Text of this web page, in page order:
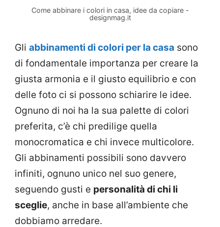
Come abbinare i colori in casa, idee da copiare -
designmag.it
Gli abbinamenti di colori per la casa sono
di fondamentale importanza per creare la
giusta armonia e il giusto equilibrio e con
delle foto ci si possono schiarire le idee.
Ognuno di noi ha la sua palette di colori
preferita, c’è chi predilige quella
monocromatica e chi invece multicolore.
Gli abbinamenti possibili sono davvero
infiniti, ognuno unico nel suo genere,
seguendo gusti e personalità di chi li
sceglie, anche in base all’ambiente che
dobbiamo arredare.